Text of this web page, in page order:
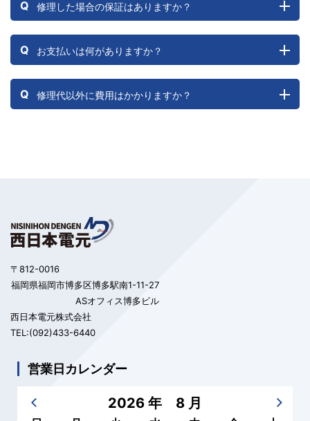
Q 修理した場合の保証はありますか？
Q お支払いは何がありますか？
Q 修理代以外に費用はかかりますか？
〒812-0016
福岡県福岡市博多区博多駅南1-11-27
ASオフィス博多ビル
西日本電元株式会社
TEL:(092)433-6440
営業日カレンダー
2026 年 8 月